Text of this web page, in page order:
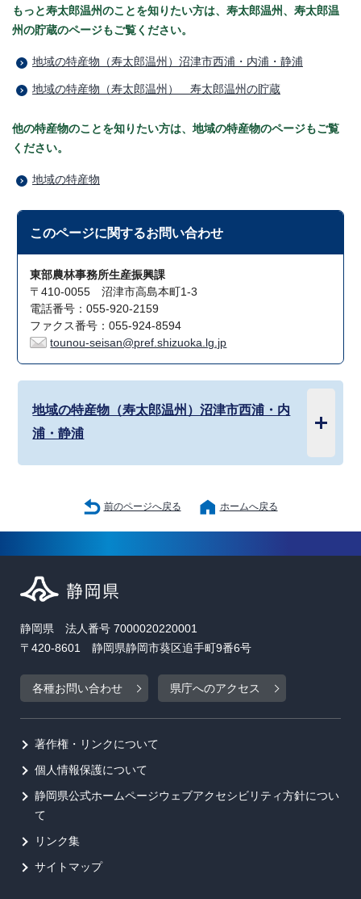
もっと寿太郎温州のことを知りたい方は、寿太郎温州、寿太郎温
州の貯蔵のページもご覧ください。
地域の特産物（寿太郎温州）沼津市西浦・内浦・静浦
地域の特産物（寿太郎温州） 寿太郎温州の貯蔵
他の特産物のことを知りたい方は、地域の特産物のページもご覧
ください。
地域の特産物
このページに関するお問い合わせ
東部農林事務所生産振興課
〒410-0055 沼津市高島本町1-3
電話番号：055-920-2159
ファクス番号：055-924-8594
tounou-seisan@pref.shizuoka.lg.jp
地域の特産物（寿太郎温州）沼津市西浦・内
浦・静浦
前のページへ戻る ホームへ戻る
静岡県 法人番号 7000020220001
〒420-8601 静岡県静岡市葵区追手町9番6号
各種お問い合わせ 県庁へのアクセス
著作権・リンクについて
個人情報保護について
静岡県公式ホームページウェブアクセシビリティ方針につい
て
リンク集
サイトマップ